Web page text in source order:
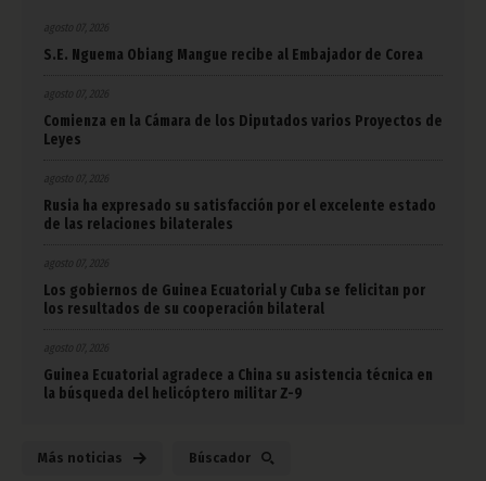
agosto 07, 2026
S.E. Nguema Obiang Mangue recibe al Embajador de Corea
agosto 07, 2026
Comienza en la Cámara de los Diputados varios Proyectos de
Leyes
agosto 07, 2026
Rusia ha expresado su satisfacción por el excelente estado
de las relaciones bilaterales
agosto 07, 2026
Los gobiernos de Guinea Ecuatorial y Cuba se felicitan por
los resultados de su cooperación bilateral
agosto 07, 2026
Guinea Ecuatorial agradece a China su asistencia técnica en
la búsqueda del helicóptero militar Z-9
Más noticias Búscador